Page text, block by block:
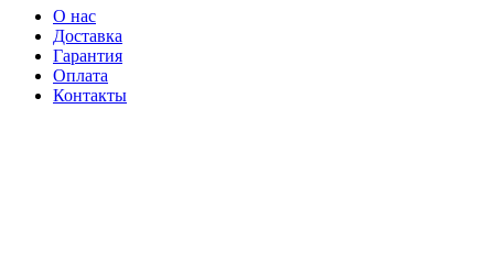
О нас
Доставка
Гарантия
Оплата
Контакты